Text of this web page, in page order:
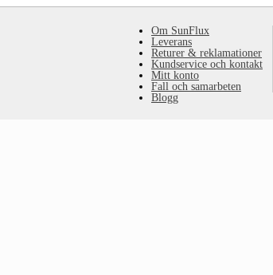
Om SunFlux
Leverans
Returer & reklamationer
Kundservice och kontakt
Mitt konto
Fall och samarbeten
Blogg